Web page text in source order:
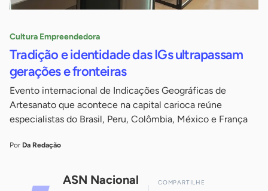
Cultura Empreendedora
Tradição e identidade das IGs ultrapassam
gerações e fronteiras
Evento internacional de Indicações Geográficas de
Artesanato que acontece na capital carioca reúne
especialistas do Brasil, Peru, Colômbia, México e França
Por Da Redação
ASN Nacional COMPARTILHE